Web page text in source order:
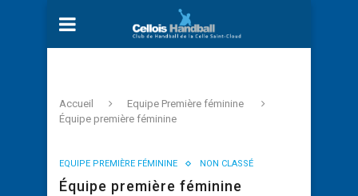
Accueil
Equipe Première féminine
Équipe première féminine
EQUIPE PREMIÈRE FÉMININE NON CLASSÉ
Équipe première féminine